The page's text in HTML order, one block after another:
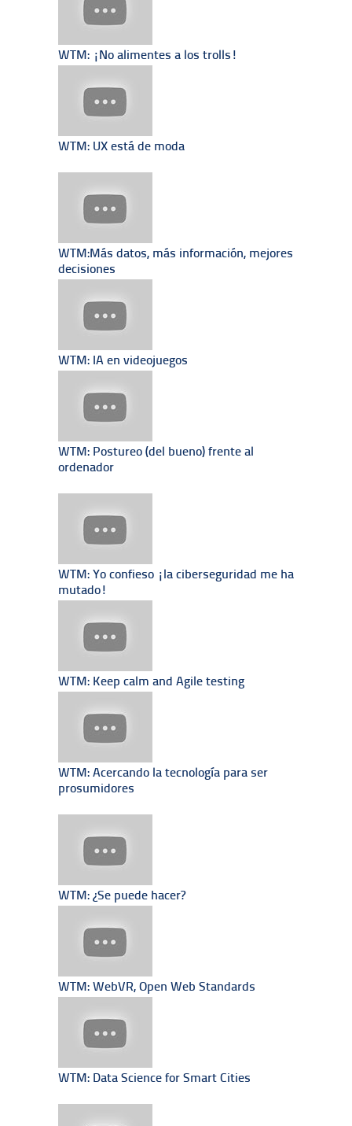
WTM: ¡No alimentes a los trolls!
WTM: UX está de moda
WTM:Más datos, más información, mejores
decisiones
WTM: IA en videojuegos
WTM: Postureo (del bueno) frente al
ordenador
WTM: Yo confieso ¡la ciberseguridad me ha
mutado!
WTM: Keep calm and Agile testing
WTM: Acercando la tecnología para ser
prosumidores
WTM: ¿Se puede hacer?
WTM: WebVR, Open Web Standards
WTM: Data Science for Smart Cities